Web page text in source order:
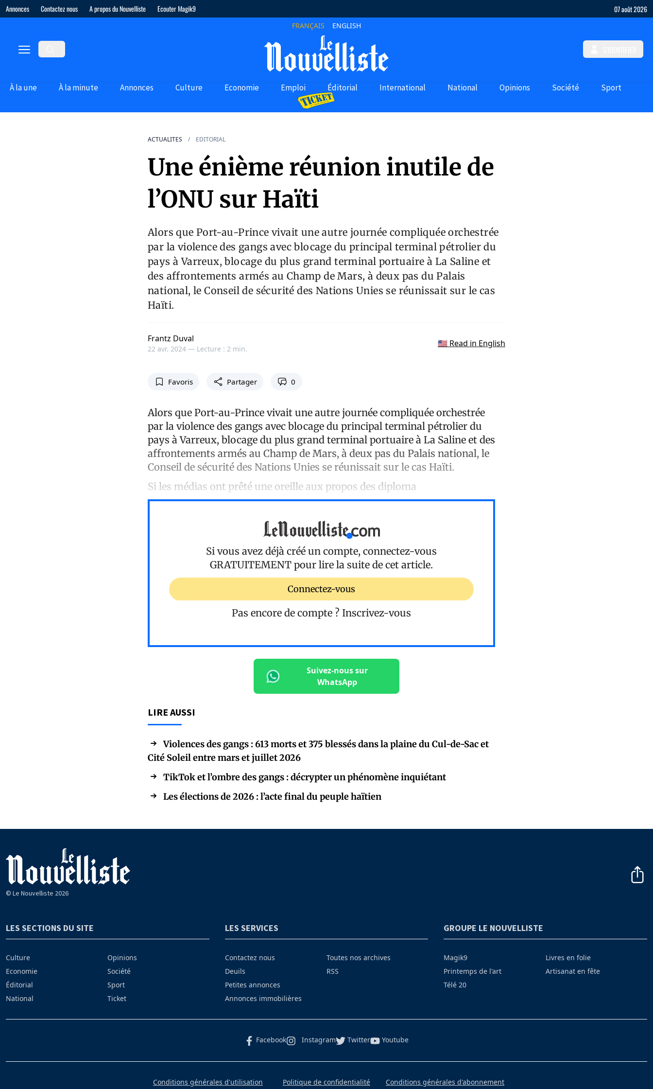
Annonces Contactez nous A propos du Nouvelliste Ecouter Magik9 07 août 2026
FRANÇAIS ENGLISH
À la une À la minute Annonces Culture Economie Emploi Éditorial International National Opinions Société Sport
ACTUALITES EDITORIAL
Une énième réunion inutile de
l’ONU sur Haïti
Alors que Port-au-Prince vivait une autre journée compliquée orchestrée
par la violence des gangs avec blocage du principal terminal pétrolier du
pays à Varreux, blocage du plus grand terminal portuaire à La Saline et
des affrontements armés au Champ de Mars, à deux pas du Palais
national, le Conseil de sécurité des Nations Unies se réunissait sur le cas
Haïti.
Frantz Duval
22 avr. 2024 — Lecture : 2 min.
🇺🇸 Read in English
Favoris Partager 0
Alors que Port-au-Prince vivait une autre journée compliquée orchestrée
par la violence des gangs avec blocage du principal terminal pétrolier du
pays à Varreux, blocage du plus grand terminal portuaire à La Saline et des
affrontements armés au Champ de Mars, à deux pas du Palais national, le
Conseil de sécurité des Nations Unies se réunissait sur le cas Haïti.
Si les médias ont prêté une oreille aux propos des diploma
Si vous avez déjà créé un compte, connectez-vous
GRATUITEMENT pour lire la suite de cet article.
Connectez-vous
Pas encore de compte ? Inscrivez-vous
Suivez-nous sur
WhatsApp
LIRE AUSSI
Violences des gangs : 613 morts et 375 blessés dans la plaine du Cul-de-Sac et
Cité Soleil entre mars et juillet 2026
TikTok et l’ombre des gangs : décrypter un phénomène inquiétant
Les élections de 2026 : l’acte final du peuple haïtien
© Le Nouvelliste 2026
LES SECTIONS DU SITE
Culture
Economie
Éditorial
National
Opinions
Société
Sport
Ticket
LES SERVICES
Contactez nous
Deuils
Petites annonces
Annonces immobilières
Toutes nos archives
RSS
GROUPE LE NOUVELLISTE
Magik9
Printemps de l'art
Télé 20
Livres en folie
Artisanat en fête
Facebook Instagram Twitter Youtube
Conditions générales d'utilisation Politique de confidentialité Conditions générales d'abonnement